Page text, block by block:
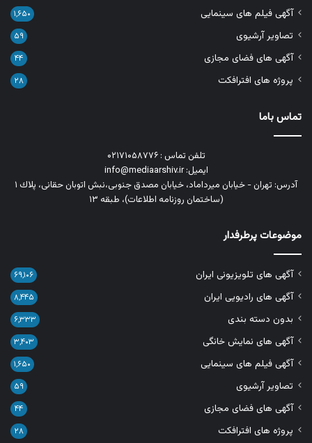
آگهی فیلم های سینمایی ۱,۶۵۰
تصاویر آرشیوی ۵۹
آگهی های فضای مجازی ۴۴
پروژه های افترافکت ۲۸
تماس باما
تلفن تماس : ۰۲۱۷۱۰۵۸۷۷۶
ایمیل: info@mediaarshiv.ir
آدرس: تهران - خیابان میرداماد، خیابان مصدق جنوبی،نبش اتوبان حقانی، پلاك ١
(ساختمان روزنامه اطلاعات)، طبقه ۱۳
موضوعات پرطرفدار
آگهی های تلویزیونی ایران ۶۹,۱۰۶
آگهی های رادیویی ایران ۸,۴۴۵
بدون دسته بندی ۶,۳۳۳
آگهی های نمایش خانگی ۳,۴۰۳
آگهی فیلم های سینمایی ۱,۶۵۰
تصاویر آرشیوی ۵۹
آگهی های فضای مجازی ۴۴
پروژه های افترافکت ۲۸